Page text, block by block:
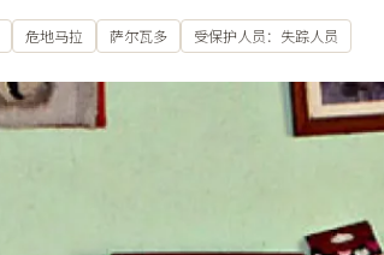
危地马拉 萨尔瓦多 受保护人员：失踪人员